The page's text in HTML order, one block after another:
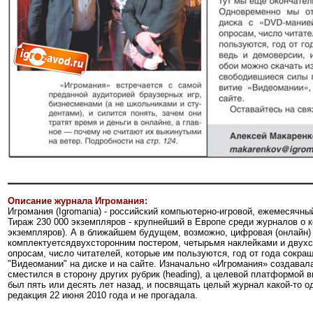
Описание журнала Игромания:
Игромания (Igromania) - российский компьютерно-игровой,
Тираж 230 000 экземпляров - крупнейший в Европе среди журналов о
экземпляров). А в ближайшем будущем, возможно, цифровая
комплектуетсядвухсторонним постером, четырьмя наклейками и
опросам, число читателей, которые им пользуются, год от года
"Видеомании" на диске и на сайте. Изначально «Игромания»
сместился в сторону других рубрик (heading), а целевой
был пять или десять лет назад, и посвящать целый журнал какой-то
редакция 22 июня 2010 года и не прогадала.